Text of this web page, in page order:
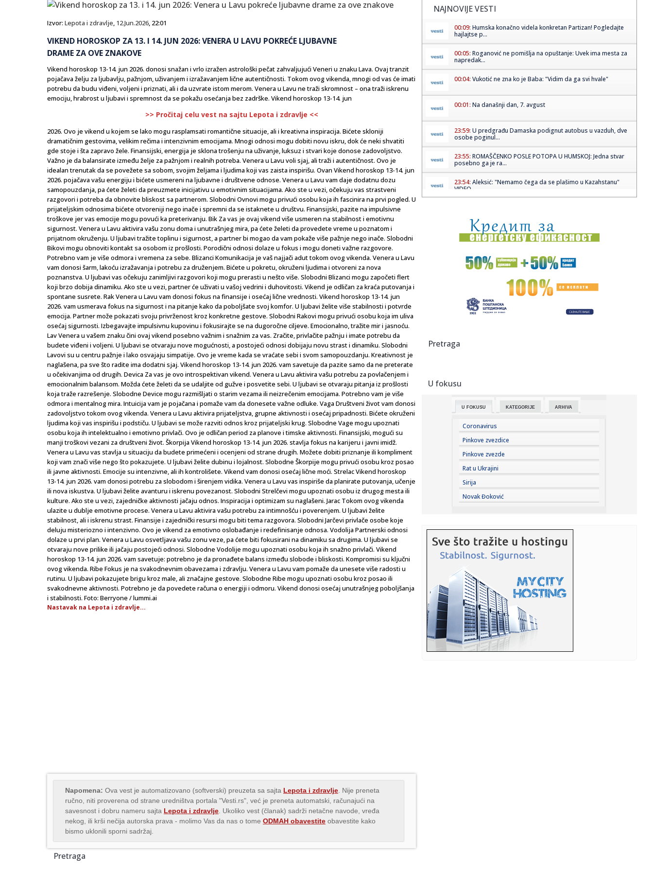
Izvor: Lepota i zdravlje, 12.Jun.2026, 22:01
VIKEND HOROSKOP ZA 13. I 14. JUN 2026: VENERA U LAVU POKREĆE LJUBAVNE
DRAME ZA OVE ZNAKOVE
Vikend horoskop 13-14. jun 2026. donosi snažan i vrlo izražen astrološki pečat zahvaljujući Veneri u znaku Lava. Ovaj tranzit
pojačava želju za ljubavlju, pažnjom, uživanjem i izražavanjem lične autentičnosti. Tokom ovog vikenda, mnogi od vas će imati
potrebu da budu viđeni, voljeni i priznati, ali i da uzvrate istom merom. Venera u Lavu ne traži skromnost – ona traži iskrenu
emociju, hrabrost u ljubavi i spremnost da se pokažu osećanja bez zadrške. Vikend horoskop 13-14. jun
>> Pročitaj celu vest na sajtu Lepota i zdravlje <<
2026. Ovo je vikend u kojem se lako mogu rasplamsati romantične situacije, ali i kreativna inspiracija. Bićete skloniji
dramatičnim gestovima, velikim rečima i intenzivnim emocijama. Mnogi odnosi mogu dobiti novu iskru, dok će neki shvatiti
gde stoje i šta zapravo žele. Finansijski, energija je sklona trošenju na uživanje, luksuz i stvari koje donose zadovoljstvo.
Važno je da balansirate između želje za pažnjom i realnih potreba. Venera u Lavu voli sjaj, ali traži i autentičnost. Ovo je
idealan trenutak da se povežete sa sobom, svojim željama i ljudima koji vas zaista inspirišu. Ovan Vikend horoskop 13-14. jun
2026. pojačava vašu energiju i bićete usmereni na ljubavne i društvene odnose. Venera u Lavu vam daje dodatnu dozu
samopouzdanja, pa ćete želeti da preuzmete inicijativu u emotivnim situacijama. Ako ste u vezi, očekuju vas strastveni
razgovori i potreba da obnovite bliskost sa partnerom. Slobodni Ovnovi mogu privući osobu koja ih fascinira na prvi pogled. U
prijateljskim odnosima bićete otvoreniji nego inače i spremni da se istaknete u društvu. Finansijski, pazite na impulsivne
troškove jer vas emocije mogu povući ka preterivanju. Bik Za vas je ovaj vikend više usmeren na stabilnost i emotivnu
sigurnost. Venera u Lavu aktivira vašu zonu doma i unutrašnjeg mira, pa ćete želeti da provedete vreme u poznatom i
prijatnom okruženju. U ljubavi tražite toplinu i sigurnost, a partner bi mogao da vam pokaže više pažnje nego inače. Slobodni
Bikovi mogu obnoviti kontakt sa osobom iz prošlosti. Porodični odnosi dolaze u fokus i mogu doneti važne razgovore.
Potrebno vam je više odmora i vremena za sebe. Blizanci Komunikacija je vaš najjači adut tokom ovog vikenda. Venera u Lavu
vam donosi šarm, lakoću izražavanja i potrebu za druženjem. Bićete u pokretu, okruženi ljudima i otvoreni za nova
poznanstva. U ljubavi vas očekuju zanimljivi razgovori koji mogu prerasti u nešto više. Slobodni Blizanci mogu započeti flert
koji brzo dobija dinamiku. Ako ste u vezi, partner će uživati u vašoj vedrini i duhovitosti. Vikend je odličan za kraća putovanja i
spontane susrete. Rak Venera u Lavu vam donosi fokus na finansije i osećaj lične vrednosti. Vikend horoskop 13-14. jun
2026. vam usmerava fokus na sigurnost i na pitanje kako da poboljšate svoj komfor. U ljubavi želite više stabilnosti i potvrde
emocija. Partner može pokazati svoju privrženost kroz konkretne gestove. Slobodni Rakovi mogu privući osobu koja im uliva
osećaj sigurnosti. Izbegavajte impulsivnu kupovinu i fokusirajte se na dugoročne ciljeve. Emocionalno, tražite mir i jasnoću.
Lav Venera u vašem znaku čini ovaj vikend posebno važnim i snažnim za vas. Zračite, privlačite pažnju i imate potrebu da
budete viđeni i voljeni. U ljubavi se otvaraju nove mogućnosti, a postojeći odnosi dobijaju novu strast i dinamiku. Slobodni
Lavovi su u centru pažnje i lako osvajaju simpatije. Ovo je vreme kada se vraćate sebi i svom samopouzdanju. Kreativnost je
naglašena, pa sve što radite ima dodatni sjaj. Vikend horoskop 13-14. jun 2026. vam savetuje da pazite samo da ne preterate
u očekivanjima od drugih. Devica Za vas je ovo introspektivan vikend. Venera u Lavu aktivira vašu potrebu za povlačenjem i
emocionalnim balansom. Možda ćete želeti da se udaljite od gužve i posvetite sebi. U ljubavi se otvaraju pitanja iz prošlosti
koja traže razrešenje. Slobodne Device mogu razmišljati o starim vezama ili neizrečenim emocijama. Potrebno vam je više
odmora i mentalnog mira. Intuicija vam je pojačana i pomaže vam da donesete važne odluke. Vaga Društveni život vam donosi
zadovoljstvo tokom ovog vikenda. Venera u Lavu aktivira prijateljstva, grupne aktivnosti i osećaj pripadnosti. Bićete okruženi
ljudima koji vas inspirišu i podstiču. U ljubavi se može razviti odnos kroz prijateljski krug. Slobodne Vage mogu upoznati
osobu koja ih intelektualno i emotivno privlači. Ovo je odličan period za planove i timske aktivnosti. Finansijski, mogući su
manji troškovi vezani za društveni život. Škorpija Vikend horoskop 13-14. jun 2026. stavlja fokus na karijeru i javni imidž.
Venera u Lavu vas stavlja u situaciju da budete primećeni i ocenjeni od strane drugih. Možete dobiti priznanje ili kompliment
koji vam znači više nego što pokazujete. U ljubavi želite dubinu i lojalnost. Slobodne Škorpije mogu privući osobu kroz posao
ili javne aktivnosti. Emocije su intenzivne, ali ih kontrolišete. Vikend vam donosi osećaj lične moći. Strelac Vikend horoskop
13-14. jun 2026. vam donosi potrebu za slobodom i širenjem vidika. Venera u Lavu vas inspiriše da planirate putovanja, učenje
ili nova iskustva. U ljubavi želite avanturu i iskrenu povezanost. Slobodni Strelčevi mogu upoznati osobu iz drugog mesta ili
kulture. Ako ste u vezi, zajedničke aktivnosti jačaju odnos. Inspiracija i optimizam su naglašeni. Jarac Tokom ovog vikenda
ulazite u dublje emotivne procese. Venera u Lavu aktivira vašu potrebu za intimnošću i poverenjem. U ljubavi želite
stabilnost, ali i iskrenu strast. Finansije i zajednički resursi mogu biti tema razgovora. Slobodni Jarčevi privlače osobe koje
deluju misteriozno i intenzivno. Ovo je vikend za emotivno oslobađanje i redefinisanje odnosa. Vodolija Partnerski odnosi
dolaze u prvi plan. Venera u Lavu osvetljava vašu zonu veze, pa ćete biti fokusirani na dinamiku sa drugima. U ljubavi se
otvaraju nove prilike ili jačaju postojeći odnosi. Slobodne Vodolije mogu upoznati osobu koja ih snažno privlači. Vikend
horoskop 13-14. jun 2026. vam savetuje: potrebno je da pronađete balans između slobode i bliskosti. Kompromisi su ključni
ovog vikenda. Ribe Fokus je na svakodnevnim obavezama i zdravlju. Venera u Lavu vam pomaže da unesete više radosti u
rutinu. U ljubavi pokazujete brigu kroz male, ali značajne gestove. Slobodne Ribe mogu upoznati osobu kroz posao ili
svakodnevne aktivnosti. Potrebno je da povedete računa o energiji i odmoru. Vikend donosi osećaj unutrašnjeg poboljšanja
i stabilnosti. Foto: Berryone / lummi.ai
Nastavak na Lepota i zdravlje...
Napomena: Ova vest je automatizovano (softverski) preuzeta sa sajta Lepota i zdravlje . Nije preneta
ručno, niti proverena od strane uredništva portala "Vesti.rs", već je preneta automatski, računajući na
savesnost i dobru nameru sajta Lepota i zdravlje . Ukoliko vest (članak) sadrži netačne navode, vređa
nekog, ili krši nečija autorska prava - molimo Vas da nas o tome ODMAH obavestite obavestite kako
bismo uklonili sporni sadržaj.
Pretraga
NAJNOVIJE VESTI
00:09: Humska konačno videla konkretan Partizan! Pogledajte
hajlajtse p...
00:05: Roganović ne pomišlja na opuštanje: Uvek ima mesta za
napredak...
00:04: Vukotić ne zna ko je Baba: "Vidim da ga svi hvale"
00:01: Na današnji dan, 7. avgust
23:59: U predgrađu Damaska podignut autobus u vazduh, dve
osobe poginul...
23:55: ROMAŠČENKO POSLE POTOPA U HUMSKOJ: Jedna stvar
posebno ga je ra...
23:54: Aleksić: "Nemamo čega da se plašimo u Kazahstanu"
VIDEO
23:47:Škoda Peaq u serijskoj proizvodnji
23:44:"Mesi bi bio Pikaso" VIDEO
Marinović nakon pobjede: Zaslužili smo još koji gol, ali
23:41:Može li ljetna avantura ipak nekako prerasti u ozbiljnu
momente j...
23:35:
23:34:
PRE PAR MESECI SANJALI TITULU, SADA IH SVI DEMOLIRAJU:
23:33:Težak udes žene iz BiH: Bmw-om se „zakucala“ u zid, na
nju ...
23:33:Kratak predah od vrućina: Pljuskovi noćas stižu u region,
osvj...
23:33:Osuđen provalnik iz BiH, branio se da je krao za liječenje
ćer...
23:31: Partizan "otkrio" reakciju posle IMT-a: Ilić imao jasnu
poruku i...
23:29:
Humska z...
23:25:ILIĆ NIJE MOGAO DA PREĆUTI: Posle „trojke“ Tobolu
odmah se ...
23:25:PUKIJU JE BIO DOVOLJAN SAMO MINUT: Legendarni Finac
spasao Helsin...
23:22:Saša Ilić: "Ako moram da tražim dlaku u jajetu..."
Pretraga
U fokusu
U FOKUSU KATEGORIJE ARHIVA
Coronavirus
Pinkove zvezdice
Pinkove zvezde
Rat u Ukrajini
Sirija
Novak Đoković